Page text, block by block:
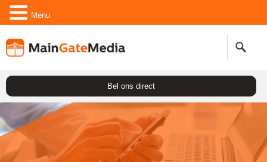
Bel ons direct
Menu